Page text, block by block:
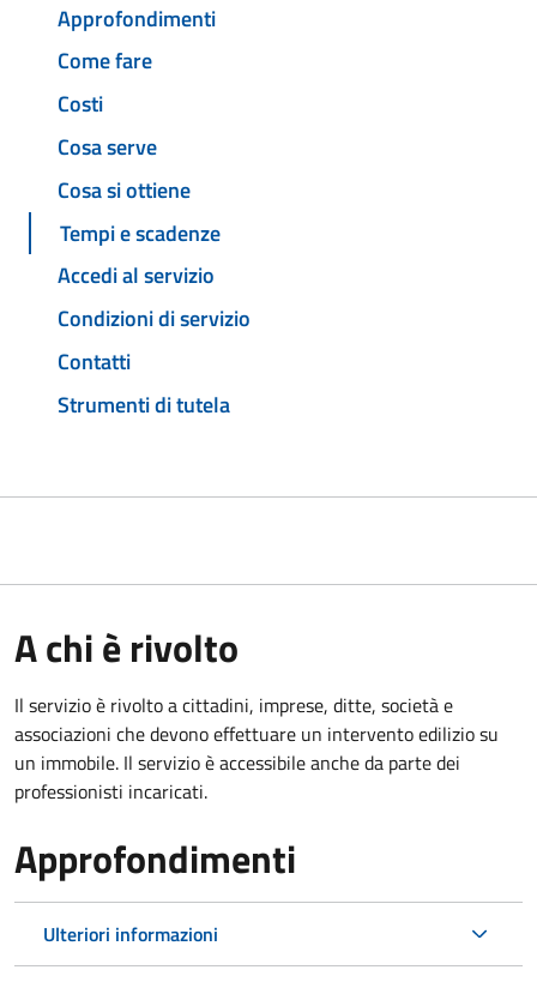
Approfondimenti
Come fare
Costi
Cosa serve
Cosa si ottiene
Tempi e scadenze
Accedi al servizio
Condizioni di servizio
Contatti
Strumenti di tutela
A chi è rivolto
Il servizio è rivolto a cittadini, imprese, ditte, società e
associazioni che devono effettuare un intervento edilizio su
un immobile. Il servizio è accessibile anche da parte dei
professionisti incaricati.
Approfondimenti
Ulteriori informazioni